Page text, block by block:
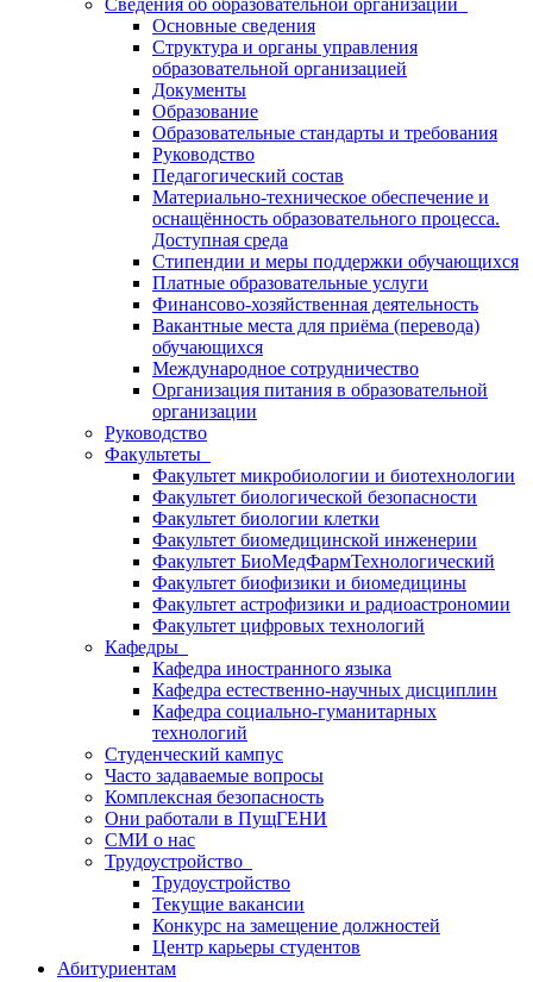
Сведения об образовательной организации
Основные сведения
Структура и органы управления
образовательной организацией
Документы
Образование
Образовательные стандарты и требования
Руководство
Педагогический состав
Материально-техническое обеспечение и
оснащённость образовательного процесса.
Доступная среда
Стипендии и меры поддержки обучающихся
Платные образовательные услуги
Финансово-хозяйственная деятельность
Вакантные места для приёма (перевода)
обучающихся
Международное сотрудничество
Организация питания в образовательной
организации
Руководство
Факультеты
Факультет микробиологии и биотехнологии
Факультет биологической безопасности
Факультет биологии клетки
Факультет биомедицинской инженерии
Факультет БиоМедФармТехнологический
Факультет биофизики и биомедицины
Факультет астрофизики и радиоастрономии
Факультет цифровых технологий
Кафедры
Кафедра иностранного языка
Кафедра естественно-научных дисциплин
Кафедра социально-гуманитарных
технологий
Студенческий кампус
Часто задаваемые вопросы
Комплексная безопасность
Они работали в ПущГЕНИ
СМИ о нас
Трудоустройство
Трудоустройство
Текущие вакансии
Конкурс на замещение должностей
Центр карьеры студентов
Абитуриентам